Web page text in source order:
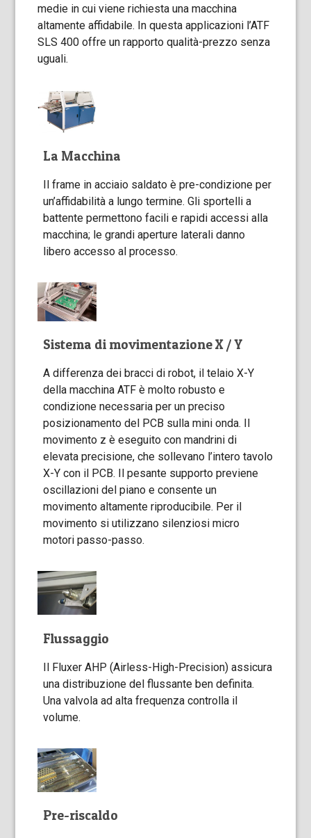
medie in cui viene richiesta una macchina
altamente affidabile. In questa applicazioni l’ATF
SLS 400 offre un rapporto qualità-prezzo senza
uguali.
La Macchina
Il frame in acciaio saldato è pre-condizione per
un’affidabilità a lungo termine. Gli sportelli a
battente permettono facili e rapidi accessi alla
macchina; le grandi aperture laterali danno
libero accesso al processo.
Sistema di movimentazione X / Y
A differenza dei bracci di robot, il telaio X-Y
della macchina ATF è molto robusto e
condizione necessaria per un preciso
posizionamento del PCB sulla mini onda. Il
movimento z è eseguito con mandrini di
elevata precisione, che sollevano l’intero tavolo
X-Y con il PCB. Il pesante supporto previene
oscillazioni del piano e consente un
movimento altamente riproducibile. Per il
movimento si utilizzano silenziosi micro
motori passo-passo.
Flussaggio
Il Fluxer AHP (Airless-High-Precision) assicura
una distribuzione del flussante ben definita.
Una valvola ad alta frequenza controlla il
volume.
Pre-riscaldo